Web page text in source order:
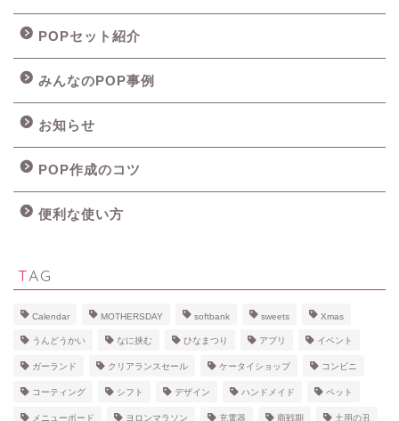
POPセット紹介
みんなのPOP事例
お知らせ
POP作成のコツ
便利な使い方
TAG
Calendar MOTHERSDAY softbank sweets Xmas
うんどうかい なに挟む ひなまつり アプリ イベント
ガーランド クリアランスセール ケータイショップ コンビニ
コーティング シフト デザイン ハンドメイド ペット
メニューボード ヨロンマラソン 充電器 商戦期 土用の丑